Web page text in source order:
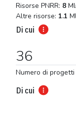
Risorse PNRR: 8
Altre risorse: 1.1
Di cui
36
Numero di progetti
Di cui